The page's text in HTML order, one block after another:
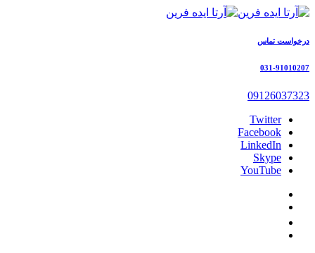
درخواست تماس
031-91010207
09126037323
Twitter
Facebook
LinkedIn
Skype
YouTube